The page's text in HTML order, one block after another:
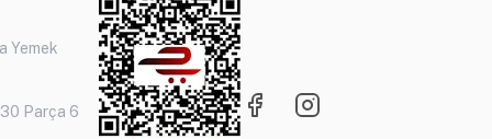
Yemek
Parça 6